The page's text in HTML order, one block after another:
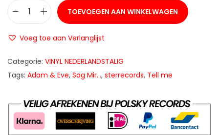
m
&
v
e
-
TOEVOEGEN AAN WINKELWAGEN
Voeg toe aan Verlanglijst
Categorie: VINYL NEDERLANDSTALIG
Tags: Adam & Eve, Sag Mir…, sterrecords, Tell me